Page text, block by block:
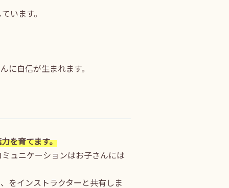
います。
に自信が生まれます。
を育てます。
ュニケーションはお子さんには
をインストラクターと共有しま